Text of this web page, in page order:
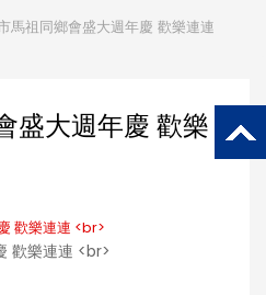
馬祖同鄉會盛大週年慶 歡樂連連
盛大週年慶 歡樂
歡樂連連 <br>